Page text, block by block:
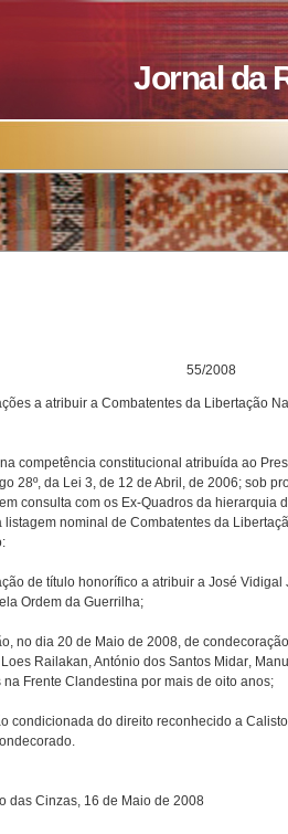
Jornal da
here
2008
a atribuir a Combatentes da Libertação
competência constitucional atribuída ao
28º, da Lei 3, de 12 de Abril, de 2006; sob
consulta com os Ex-Quadros da
listagem nominal de Combatentes da
de título honorífico a atribuir a José Vidigal
Ordem da Guerrilha;
no dia 20 de Maio de 2008, de
Railakan, António dos Santos Midar,
na Frente Clandestina por mais de oito anos;
condicionada do direito reconhecido a
das Cinzas, 16 de Maio de 2008